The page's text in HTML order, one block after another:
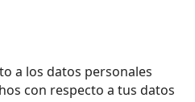
a los datos personales
con respecto a tus datos